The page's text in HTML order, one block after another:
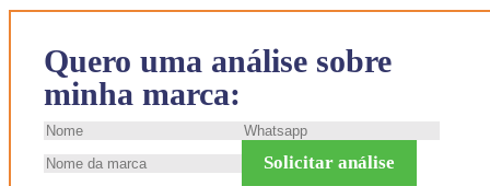
Quero uma análise sobre
minha marca:
Solicitar análise